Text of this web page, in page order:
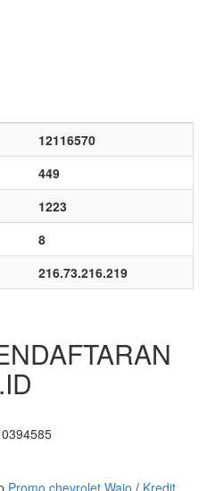
12116570
449
1223
8
216.73.216.219
Promo chevrolet Wajo / Kredit